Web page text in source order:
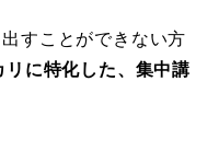
すことができない方
に特化した、集中講